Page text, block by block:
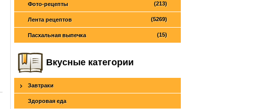
(213)
Фото-рецепты
(5269)
Лента рецептов
(15)
Пасхальная выпечка
Вкусные категории
Завтраки
Здоровая еда